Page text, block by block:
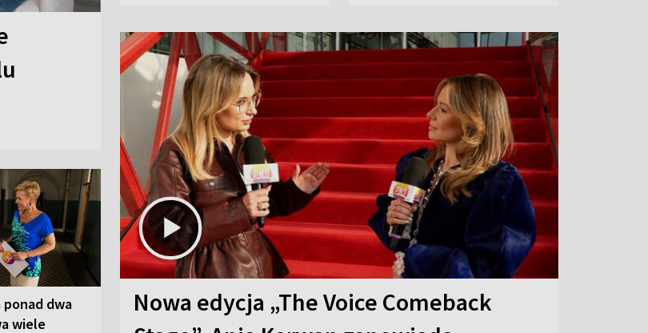
ponad dwa
wiele
Nowa edycja „The Voice Comeback